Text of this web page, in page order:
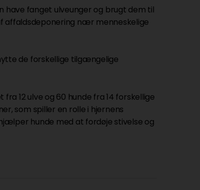
have fanget ulveunger og brugt dem til
affaldsdeponering nær menneskelige
de forskellige tilgængelige
12 ulve og 60 hunde fra 14 forskellige
som spiller en rolle i hjernens
hunde med at fordøje stivelse og